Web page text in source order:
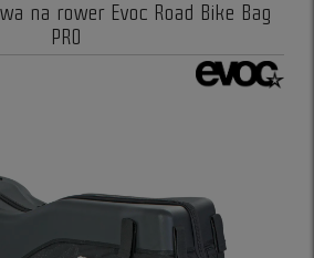
na rower Evoc Road Bike Bag
PRO